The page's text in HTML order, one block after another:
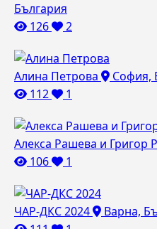
България
126
2
Алина Петрова
София,
112
1
Алекса Рашева и Григор
106
1
ЧАР-ДКС 2024
Варна,